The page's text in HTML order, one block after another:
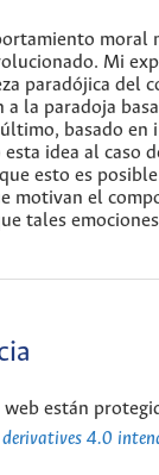
moral
Mi
paradójica del
la paradoja
basado en
idea al caso
esto es
motivan el
tales
están
4.0